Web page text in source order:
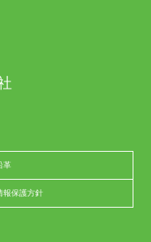
革
報保護方針